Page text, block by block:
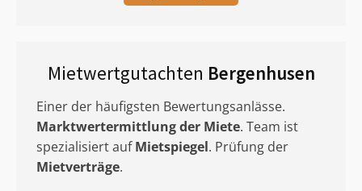
Mietwertgutachten Bergenhusen
Einer der häufigsten Bewertungsanlässe.
Marktwertermittlungder Miete. Team ist
spezialisiert aufMietspiegel. Prüfung der
Mietverträge.